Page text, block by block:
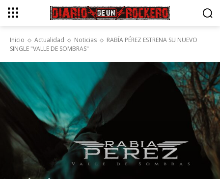
Inicio Actualidad Noticias
RABÍA PÉREZ ESTRENA SU NUEVO
SINGLE "VALLE DE SOMBRAS"